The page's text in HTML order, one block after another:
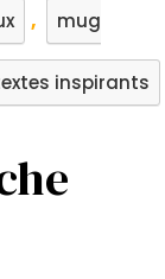
, mug
inspirants